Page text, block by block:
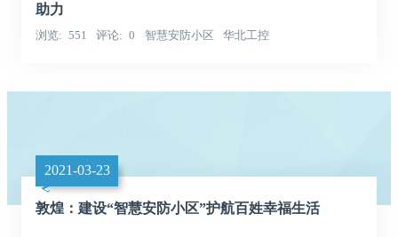
助力
浏览 551 评论 0 智慧安防小区 华北工控
2021-03-23
敦煌：建设“智慧安防小区”护航百姓幸福生活